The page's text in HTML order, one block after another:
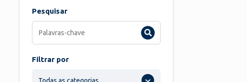
Pesquisar
Filtrar por